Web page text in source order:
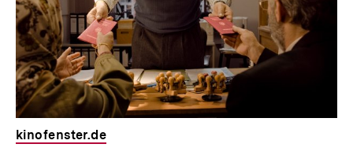
kinofenster.de